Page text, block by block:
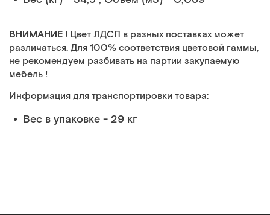
ВНИМАНИЕ ! Цвет ЛДСП в разных поставках может
различаться. Для 100% соответствия цветовой гаммы,
не рекомендуем разбивать на партии закупаемую
мебель !
Информация для транспортировки товара:
Вес в упаковке - 29 кг